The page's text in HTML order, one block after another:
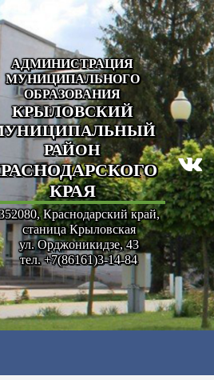
АДМИНИСТРАЦИЯ
МУНИЦИПАЛЬНОГО
ОБРАЗОВАНИЯ
КРЫЛОВСКИЙ
РАЙОН
КРАЯ
Краснодарский край,
станица Крыловская
ул. Орджоникидзе, 43
тел. +7(86161)3-14-84